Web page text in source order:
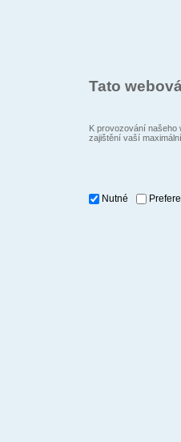
Tato
K provozování
zajištění vaší
Nutné